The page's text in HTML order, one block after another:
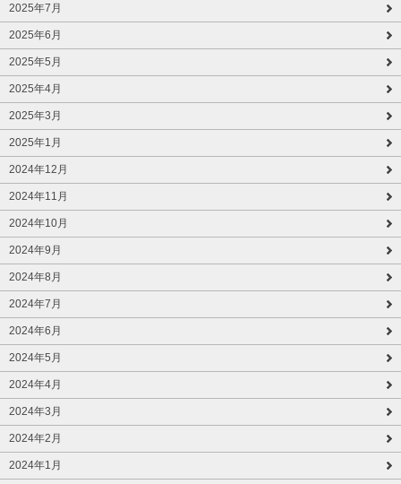
2025年7月
2025年6月
2025年5月
2025年4月
2025年3月
2025年1月
2024年12月
2024年11月
2024年10月
2024年9月
2024年8月
2024年7月
2024年6月
2024年5月
2024年4月
2024年3月
2024年2月
2024年1月